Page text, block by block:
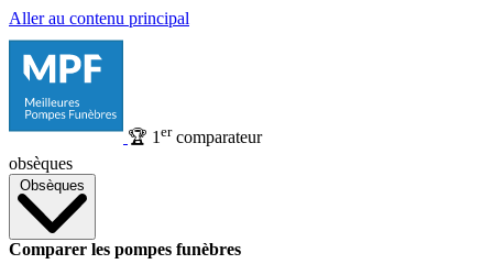
Aller au contenu principal
🏆 1 ercomparateur
obsèques
Obsèques
Comparer les pompes funèbres